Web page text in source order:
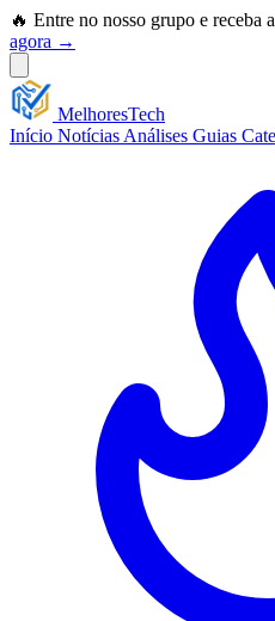
🔥 Entre no nosso grupo e receba
agora →
MelhoresTech
Início Notícias Análises Guias